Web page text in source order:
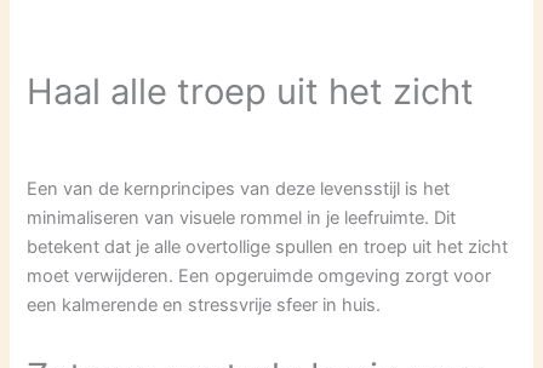
Haal alle troep uit het zicht
Een van de kernprincipes van deze levensstijl is het
minimaliseren van visuele rommel in je leefruimte. Dit
betekent dat je alle overtollige spullen en troep uit het zicht
moet verwijderen. Een opgeruimde omgeving zorgt voor
een kalmerende en stressvrije sfeer in huis.